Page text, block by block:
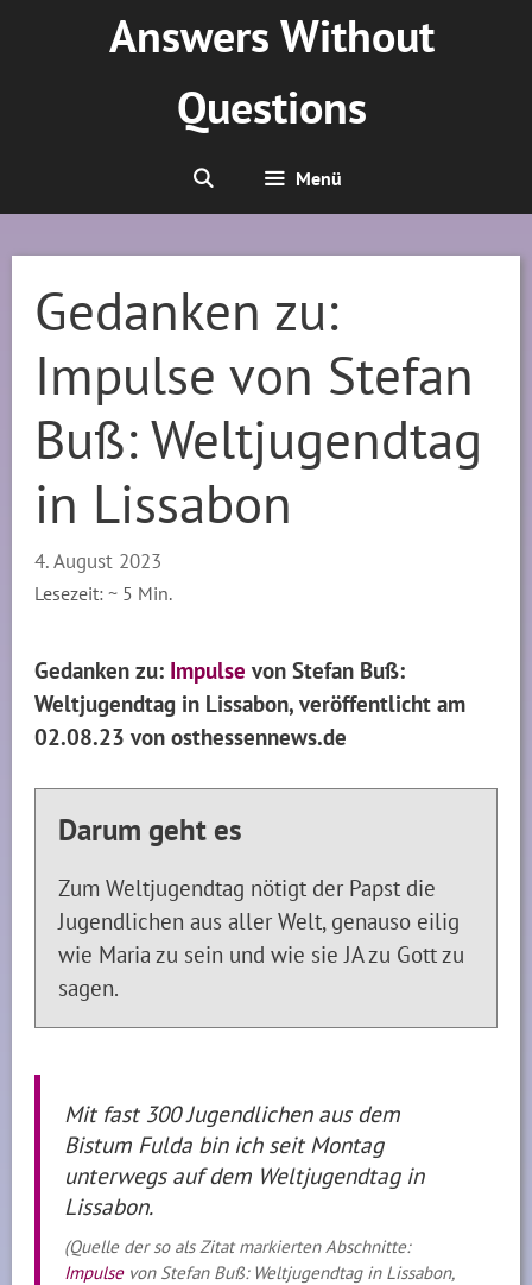
Answers Without
Questions
Menü
Gedanken zu:
Impulse von Stefan
Buß: Weltjugendtag
in Lissabon
4. August 2023
Lesezeit: ~ 5 Min.
Gedanken zu: Impulse von Stefan Buß:
Weltjugendtag in Lissabon, veröffentlicht am
02.08.23 von osthessennews.de
Darum geht es
Zum Weltjugendtag nötigt der Papst die
Jugendlichen aus aller Welt, genauso eilig
wie Maria zu sein und wie sie JA zu Gott zu
sagen.
Mit fast 300 Jugendlichen aus dem
Bistum Fulda bin ich seit Montag
unterwegs auf dem Weltjugendtag in
Lissabon.
(Quelle der so als Zitat markierten Abschnitte:
Impulsevon Stefan Buß: Weltjugendtag in Lissabon,